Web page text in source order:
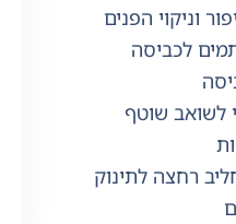
וניקוי הפנים
לכביסה
לשואב שוטף
רחצה לתינוק